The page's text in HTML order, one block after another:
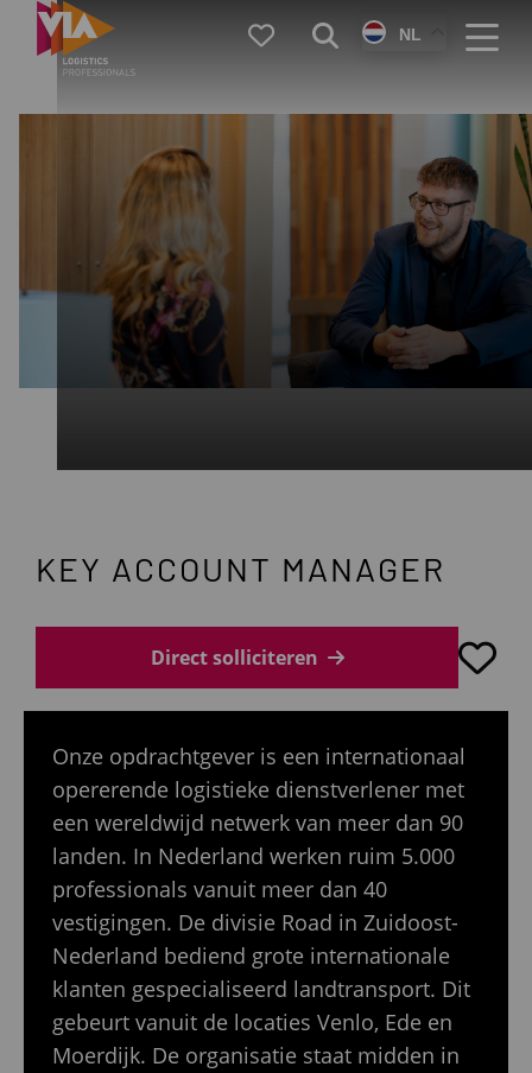
VIA
Logistics
FavorietenZoekenNL
KEY ACCOUNT MANAGER
Direct solliciteren
Onze opdrachtgever is een internationaal
opererende logistieke dienstverlener met
een wereldwijd netwerk van meer dan 90
landen. In Nederland werken ruim 5.000
professionals vanuit meer dan 40
vestigingen. De divisie Road in Zuidoost-
Nederland bediend grote internationale
klanten gespecialiseerd landtransport. Dit
gebeurt vanuit de locaties Venlo, Ede en
Moerdijk. De organisatie staat midden in